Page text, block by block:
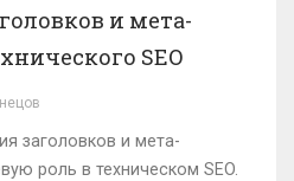
и мета-
SEO
заголовков и мета-
роль в техническом SEO.